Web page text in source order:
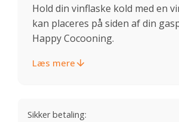
Hold din vinflaske kold med en
kan placeres på siden af din
Happy Cocooning.
Læs mere
Sikker betaling: